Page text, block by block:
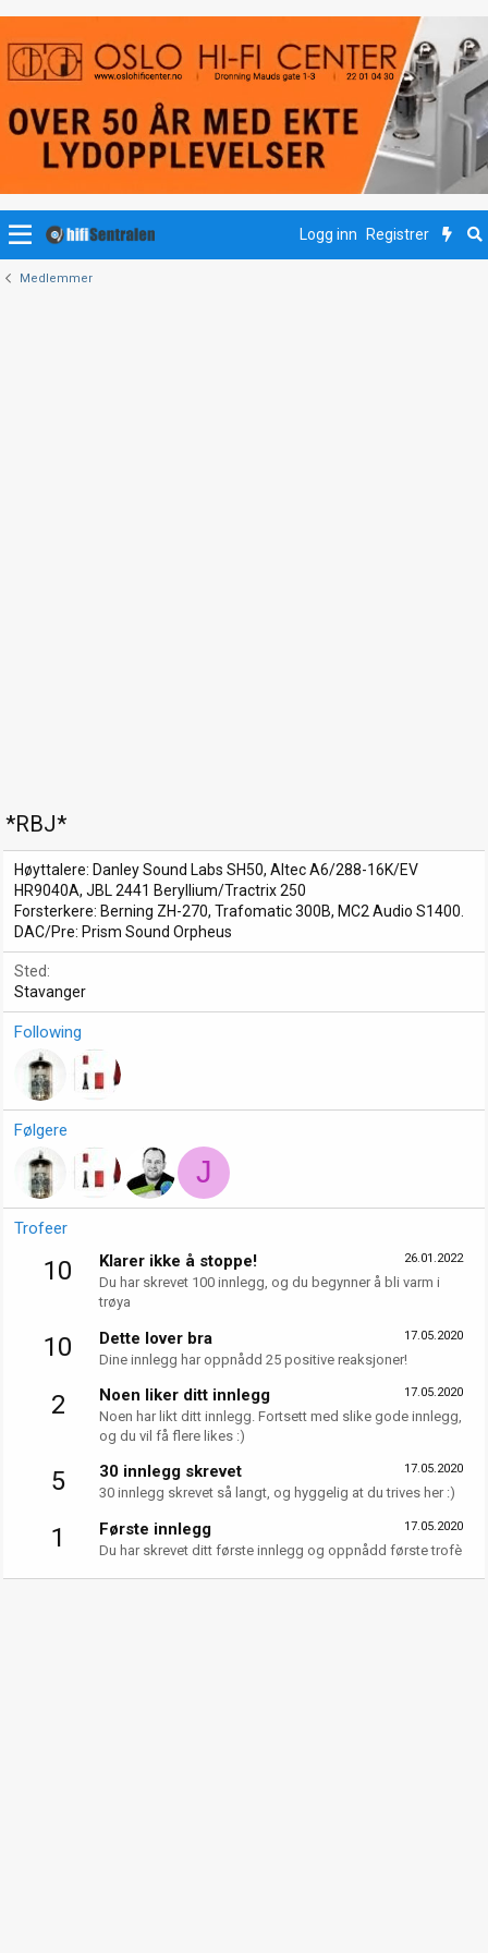
Logg inn Registrer
Medlemmer
*RBJ*
Høyttalere: Danley Sound Labs SH50, Altec A6/288-16K/EV
HR9040A, JBL 2441 Beryllium/Tractrix 250
Forsterkere: Berning ZH-270, Trafomatic 300B, MC2 Audio S1400.
DAC/Pre: Prism Sound Orpheus
Sted
Stavanger
Following
Følgere
J
Trofeer
10 26.01.2022
Klarer ikke å stoppe!
Du har skrevet 100 innlegg, og du begynner å bli varm i
trøya
10 17.05.2020
Dette lover bra
Dine innlegg har oppnådd 25 positive reaksjoner!
2 17.05.2020
Noen liker ditt innlegg
Noen har likt ditt innlegg. Fortsett med slike gode innlegg,
og du vil få flere likes :)
5 17.05.2020
30 innlegg skrevet
30 innlegg skrevet så langt, og hyggelig at du trives her :)
1 17.05.2020
Første innlegg
Du har skrevet ditt første innlegg og oppnådd første trofè